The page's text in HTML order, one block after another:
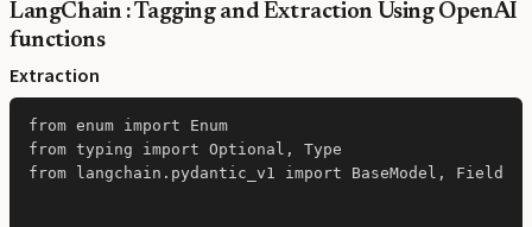
LangChain : Tagging and Extraction Using OpenAI
functions
Extraction
from enum import Enum
from typing import Optional, Type
from langchain.pydantic_v1 import BaseModel, Field